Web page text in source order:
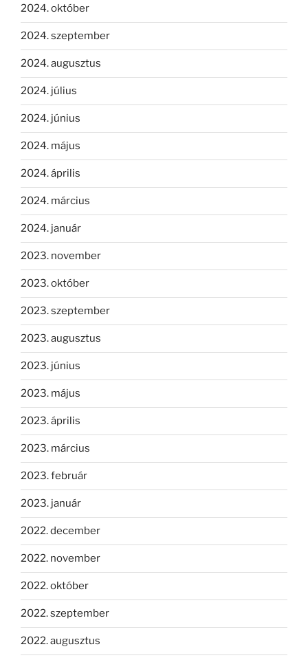
2024. október
2024. szeptember
2024. augusztus
2024. július
2024. június
2024. május
2024. április
2024. március
2024. január
2023. november
2023. október
2023. szeptember
2023. augusztus
2023. június
2023. május
2023. április
2023. március
2023. február
2023. január
2022. december
2022. november
2022. október
2022. szeptember
2022. augusztus